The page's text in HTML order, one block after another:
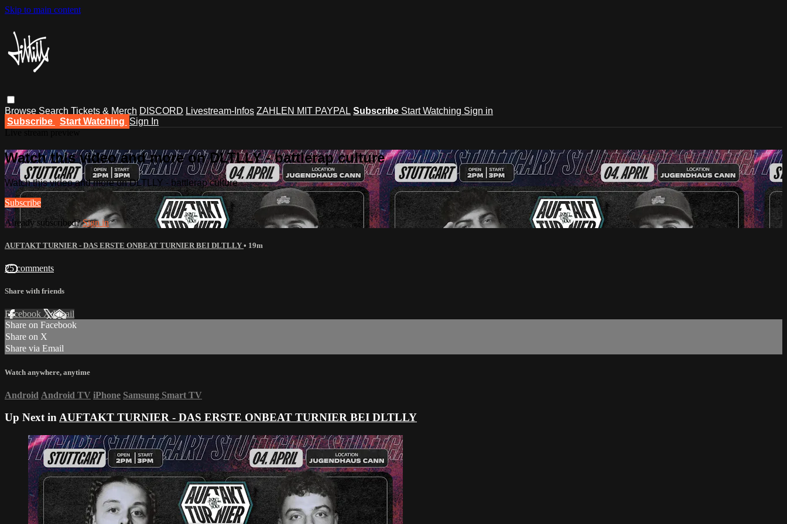
Skip to main content
Browse Search Tickets & Merch DISCORD Livestream-Infos ZAHLEN MIT PAYPAL Subscribe Start Watching Sign in
Subscribe
Start Watching Sign In
Watch this video and more on DLTLLY - battlerap culture
Watch this video and more on DLTLLY - battlerap culture
Subscribe
Already subscribed?Sign in
AUFTAKT TURNIER - DAS ERSTE ONBEAT TURNIER BEI DLTLLY • 19m
25 comments
Share with friends
Facebook XEmail
Share on Facebook
Share on X
Share via Email
Watch anywhere, anytime
Android Android TV iPhone Samsung Smart TV
Up Next inAUFTAKT TURNIER - DAS ERSTE ONBEAT TURNIER BEI DLTLLY